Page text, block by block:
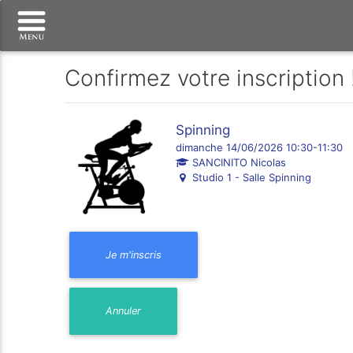
Confirmez votre inscription
Spinning
dimanche 14/06/2026 10:30-11:30
SANCINITO Nicolas
Studio 1 - Salle Spinning